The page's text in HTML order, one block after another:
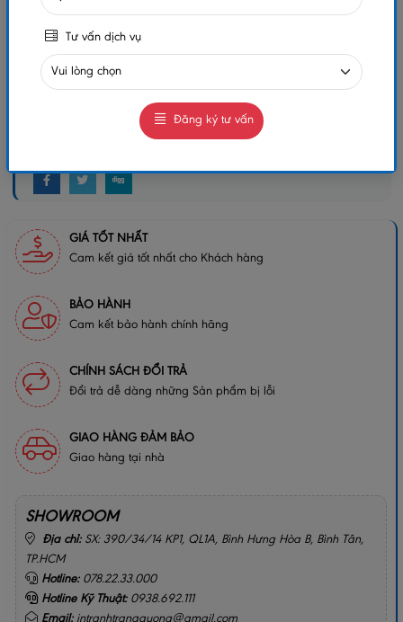
GIÁ TỐT NHẤT
Cam kết giá tốt nhất cho Khách hàng
BẢO HÀNH
Cam kết bảo hành chính hãng
CHÍNH SÁCH ĐỔI TRẢ
Đổi trả dễ dàng những Sản phẩm bị lỗi
GIAO HÀNG ĐẢM BẢO
Giao hàng tại nhà
SHOWROOM
Địa chỉ: SX: 390/34/14 KP1, QL1A, Bình Hưng Hòa B, Bình Tân,
TP.HCM
Hotline: 078.22.33.000
Hotline Kỹ Thuật: 0938.692.111
Tư vấn dịch vụ
Đăng ký tư vấn